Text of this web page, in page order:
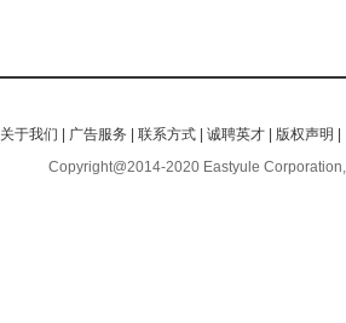
关于我们 | 广告服务 |联系方式 |诚聘英才 | 版权声明 |
Copyright@2014-2020 Eastyule